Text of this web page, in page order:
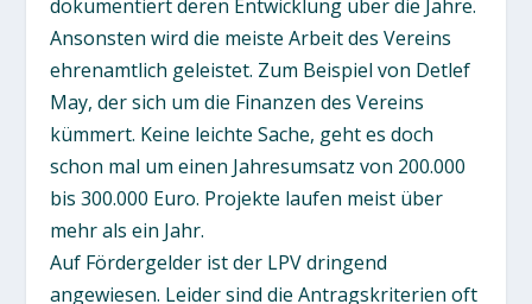
dokumentiert deren Entwicklung über die Jahre.
Ansonsten wird die meiste Arbeit des Vereins
ehrenamtlich geleistet. Zum Beispiel von Detlef
May, der sich um die Finanzen des Vereins
kümmert. Keine leichte Sache, geht es doch
schon mal um einen Jahresumsatz von 200.000
bis 300.000 Euro. Projekte laufen meist über
mehr als ein Jahr.
Auf Fördergelder ist der LPV dringend
angewiesen. Leider sind die Antragskriterien oft